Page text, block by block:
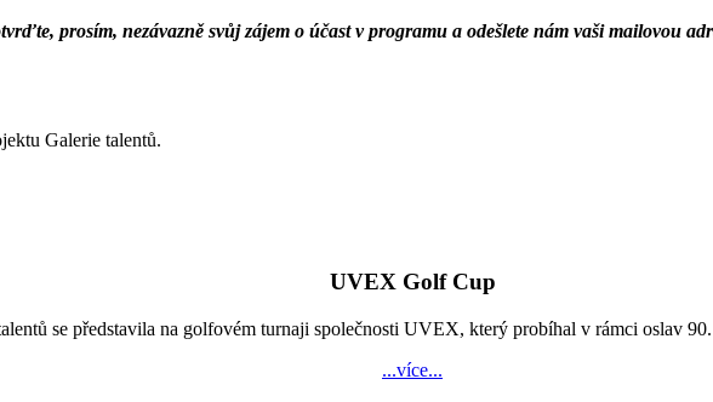
prosím, nezávazně svůj zájem o účast v programu a odešlete nám vaši mailovou
Galerie talentů.
UVEX Golf Cup
se představila na golfovém turnaji společnosti UVEX, který probíhal v rámci oslav
...více...